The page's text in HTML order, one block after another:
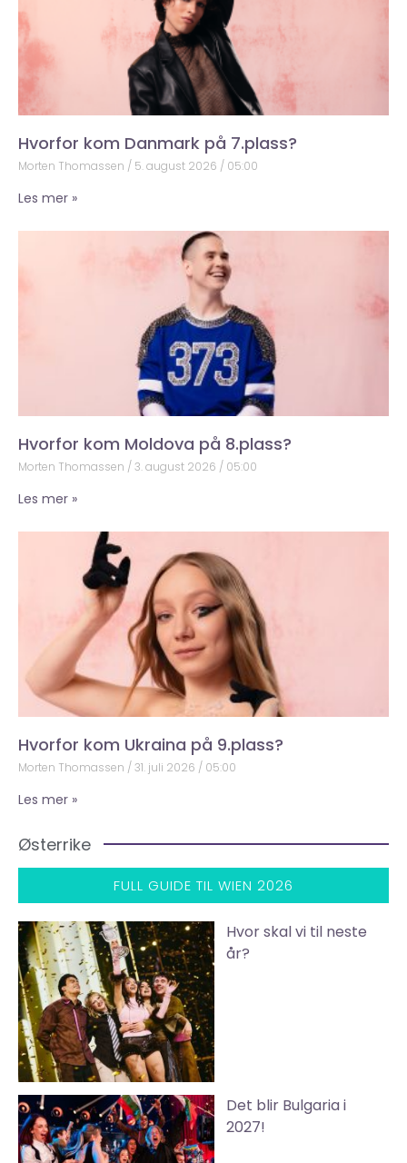
Hvorfor kom Danmark på 7.plass?
Morten Thomassen 5. august 2026 05:00
Les mer »
Hvorfor kom Moldova på 8.plass?
Morten Thomassen 3. august 2026 05:00
Les mer »
Hvorfor kom Ukraina på 9.plass?
Morten Thomassen 31. juli 2026 05:00
Les mer »
Østerrike
FULL GUIDE TIL WIEN 2026
Hvor skal vi til neste
år?
Det blir Bulgaria i
2027!